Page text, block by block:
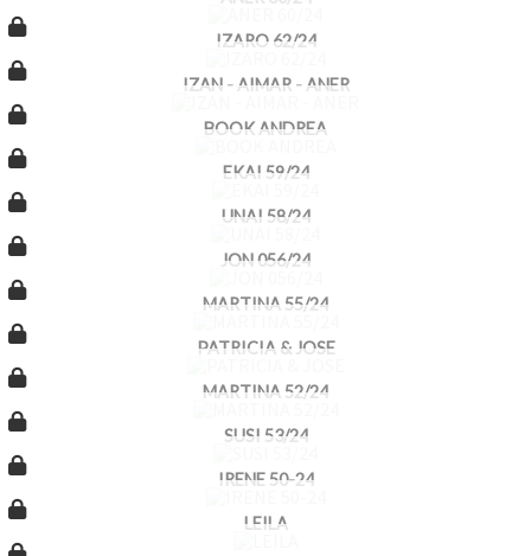
IZARO 62/24
IZAN - AIMAR - ANER
BOOK ANDREA
EKAI 59/24
UNAI 58/24
JON 056/24
MARTINA 55/24
PATRICIA & JOSE
MARTINA 52/24
SUSI 53/24
IRENE 50-24
LEILA